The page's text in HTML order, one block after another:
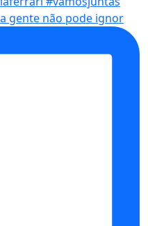
gente não pode ignor